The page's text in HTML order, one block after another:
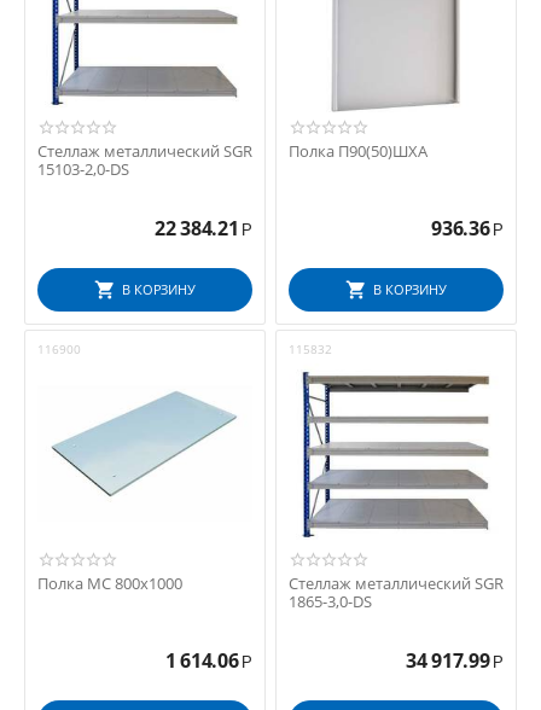
Стеллаж металлический SGR
15103-2,0-DS
22 384.21 Р
В КОРЗИНУ
Полка П90(50)ШХА
936.36 Р
В КОРЗИНУ
116900
Полка МС 800x1000
1 614.06 Р
115832
Стеллаж металлический SGR
1865-3,0-DS
34 917.99 Р